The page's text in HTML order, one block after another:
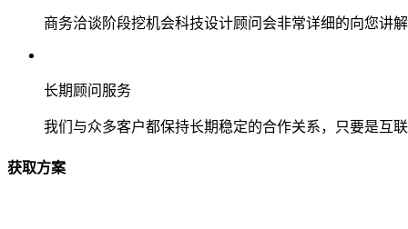
商务洽谈阶段挖机会科技设计顾问会非常详细的向您讲
长期顾问服务
我们与众多客户都保持长期稳定的合作关系，只要是互
获取方案